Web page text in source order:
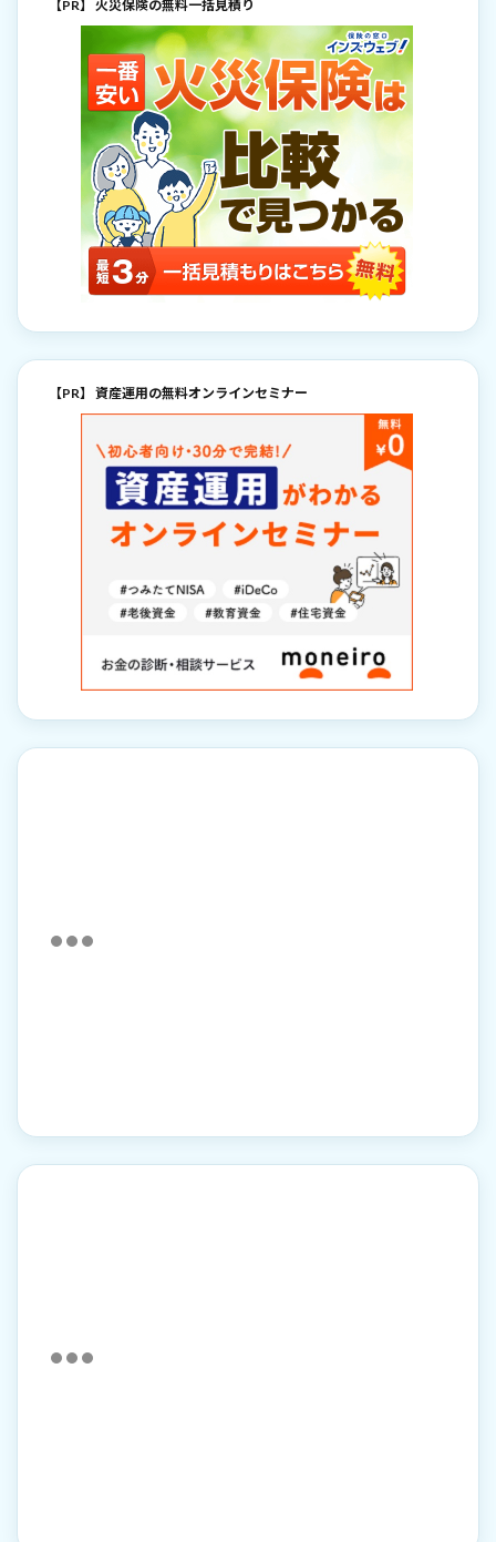
【PR】 火災保険の無料一括見積り
【PR】 資産運用の無料オンラインセミナー